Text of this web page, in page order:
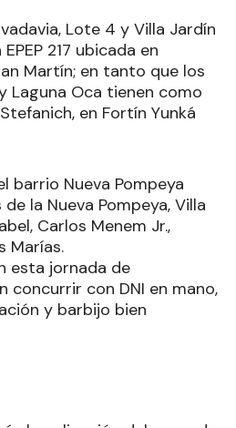
Lote 4 y Villa Jardín
217 ubicada en
Martín; en tanto que los
Laguna Oca tienen como
en Fortín Yunká
barrio Nueva Pompeya
la Nueva Pompeya, Villa
Carlos Menem Jr.,
Marías.
esta jornada de
concurrir con DNI en mano,
y barbijo bien